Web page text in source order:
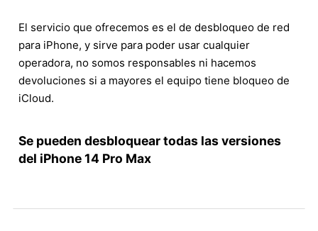
El servicio que ofrecemos es el de desbloqueo de red
para iPhone, y sirve para poder usar cualquier
operadora, no somos responsables ni hacemos
devoluciones si a mayores el equipo tiene bloqueo de
iCloud.
Se pueden desbloquear todas las versiones
del iPhone 14 Pro Max